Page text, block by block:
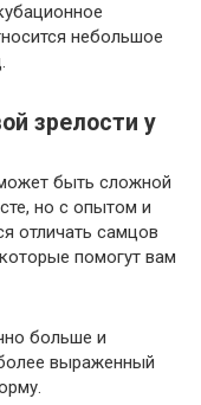
небольшое
зрелости у
быть сложной
но с опытом и
отличать самцов
помогут вам
больше и
выраженный